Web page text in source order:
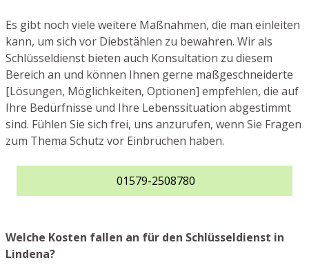
Es gibt noch viele weitere Maßnahmen, die man einleiten
kann, um sich vor Diebstählen zu bewahren. Wir als
Schlüsseldienst bieten auch Konsultation zu diesem
Bereich an und können Ihnen gerne maßgeschneiderte
[Lösungen, Möglichkeiten, Optionen] empfehlen, die auf
Ihre Bedürfnisse und Ihre Lebenssituation abgestimmt
sind. Fühlen Sie sich frei, uns anzurufen, wenn Sie Fragen
zum Thema Schutz vor Einbrüchen haben.
01579-2508780
Welche Kosten fallen an für den Schlüsseldienst in
Lindena?